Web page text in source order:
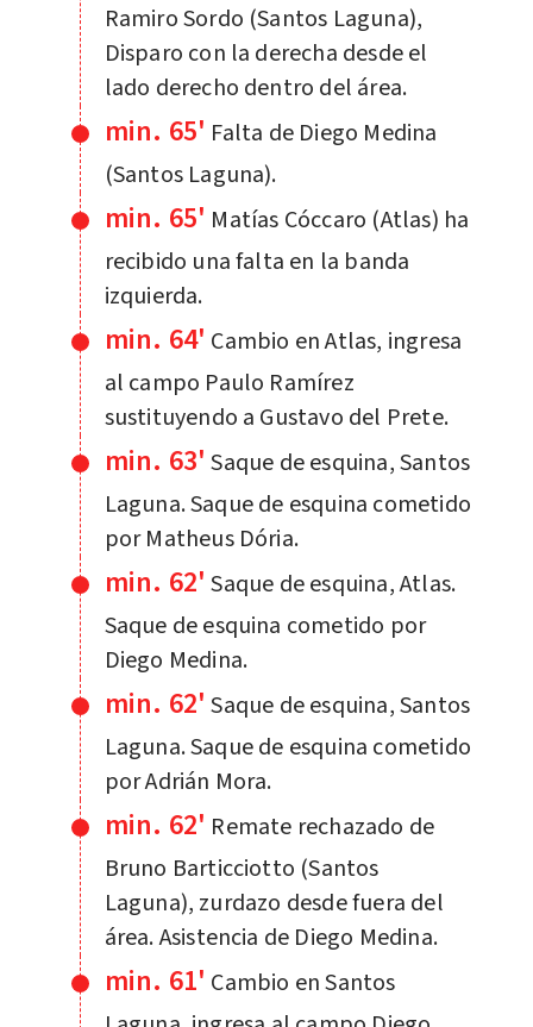
Ramiro Sordo (Santos Laguna),
Disparo con la derecha desde el
lado derecho dentro del área.
min. 65' Falta de Diego Medina
(Santos Laguna).
min. 65' Matías Cóccaro (Atlas) ha
recibido una falta en la banda
izquierda.
min. 64' Cambio en Atlas, ingresa
al campo Paulo Ramírez
sustituyendo a Gustavo del Prete.
min. 63' Saque de esquina, Santos
Laguna. Saque de esquina cometido
por Matheus Dória.
min. 62' Saque de esquina, Atlas.
Saque de esquina cometido por
Diego Medina.
min. 62' Saque de esquina, Santos
Laguna. Saque de esquina cometido
por Adrián Mora.
min. 62' Remate rechazado de
Bruno Barticciotto (Santos
Laguna), zurdazo desde fuera del
área. Asistencia de Diego Medina.
min. 61' Cambio en Santos